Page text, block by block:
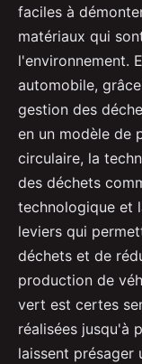
faciles à
matériaux qui
l'environnement.
automobile,
gestion des
en un modèle de
circulaire, la
des déchets
technologique et
leviers qui
déchets et de
production de
vert est certes
réalisées jusqu'à
laissent présager